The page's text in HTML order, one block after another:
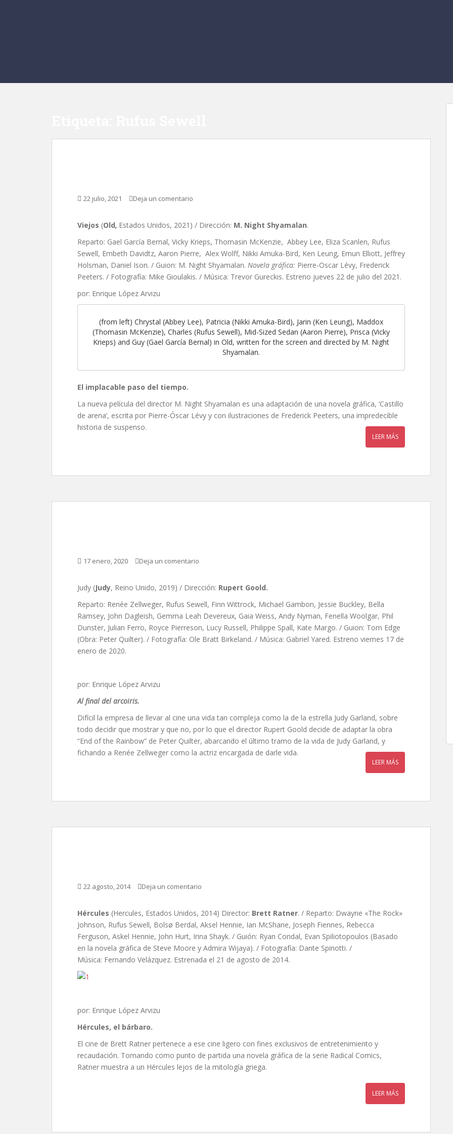
22 julio, 2021 Deja un comentario
Viejos (Old, Estados Unidos, 2021) / Dirección: M. Night Shyamalan.
Reparto: Gael García Bernal, Vicky Krieps, Thomasin McKenzie, Abbey Lee, Eliza Scanlen, Rufus
Sewell, Embeth Davidtz, Aaron Pierre, Alex Wolff, Nikki Amuka-Bird, Ken Leung, Emun Elliott, Jeffrey
Holsman, Daniel Ison. / Guion: M. Night Shyamalan. Novela gráfica: Pierre-Oscar Lévy, Frederick
Peeters. / Fotografía: Mike Gioulakis. / Música: Trevor Gureckis. Estreno jueves 22 de julio del 2021.
por: Enrique López Arvizu
(from left) Chrystal (Abbey Lee), Patricia (Nikki Amuka-Bird), Jarin (Ken Leung), Maddox
(Thomasin McKenzie), Charles (Rufus Sewell), Mid-Sized Sedan (Aaron Pierre), Prisca (Vicky
Krieps) and Guy (Gael García Bernal) in Old, written for the screen and directed by M. Night
Shyamalan.
El implacable paso del tiempo.
La nueva película del director M. Night Shyamalan es una adaptación de una novela gráfica, ‘Castillo
de arena’, escrita por Pierre-Óscar Lévy y con ilustraciones de Frederick Peeters, una impredecible
historia de suspenso.
LEER MÁS
17 enero, 2020 Deja un comentario
Judy (Judy, Reino Unido, 2019) / Dirección: Rupert Goold.
Reparto: Renée Zellweger, Rufus Sewell, Finn Wittrock, Michael Gambon, Jessie Buckley, Bella
Ramsey, John Dagleish, Gemma Leah Devereux, Gaia Weiss, Andy Nyman, Fenella Woolgar, Phil
Dunster, Julian Ferro, Royce Pierreson, Lucy Russell, Philippe Spall, Kate Margo. / Guion: Tom Edge
(Obra: Peter Quilter). / Fotografía: Ole Bratt Birkeland. / Música: Gabriel Yared. Estreno viernes 17 de
enero de 2020.
por: Enrique López Arvizu
Al final del arcoiris.
Difícil la empresa de llevar al cine una vida tan compleja como la de la estrella Judy Garland, sobre
todo decidir que mostrar y que no, por lo que el director Rupert Goold decide de adaptar la obra
“End of the Rainbow” de Peter Quilter, abarcando el último tramo de la vida de Judy Garland, y
fichando a Renée Zellweger como la actriz encargada de darle vida.
LEER MÁS
22 agosto, 2014 Deja un comentario
Hércules (Hercules, Estados Unidos, 2014) Director: Brett Ratner. / Reparto: Dwayne «The Rock»
Johnson, Rufus Sewell, Bolsø Berdal, Aksel Hennie, Ian McShane, Joseph Fiennes, Rebecca
Ferguson, Askel Hennie, John Hurt, Irina Shayk. / Guión: Ryan Condal, Evan Spiliotopoulos (Basado
en la novela gráfica de Steve Moore y Admira Wijaya). / Fotografía: Dante Spinotti. /
Música: Fernando Velázquez. Estrenada el 21 de agosto de 2014.
por: Enrique López Arvizu
Hércules, el bárbaro.
El cine de Brett Ratner pertenece a ese cine ligero con fines exclusivos de entretenimiento y
recaudación. Tomando como punto de partida una novela gráfica de la serie Radical Comics,
Ratner muestra a un Hércules lejos de la mitología griega.
LEER MÁS